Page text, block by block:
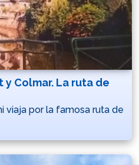
Colmar. La ruta de
viaja por la famosa ruta de